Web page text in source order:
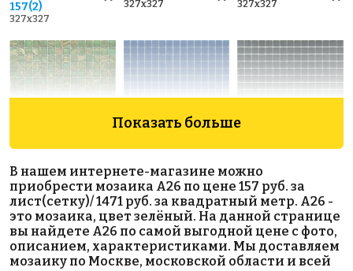
157(2)
327x327
327x327 327x327
Rose G 26
327x327
Rose A 15(2+)
318x318
Rose A 78
327x327
Показать больше
В нашем интернете-магазине можно
приобрести мозаика A26 по цене 157 руб. за
лист(сетку)/ 1471 руб. за квадратный метр. A26 -
это мозаика, цвет зелёный. На данной странице
вы найдете A26 по самой выгодной цене с фото,
описанием, характеристиками. Мы доставляем
мозаику по Москве, московской области и всей